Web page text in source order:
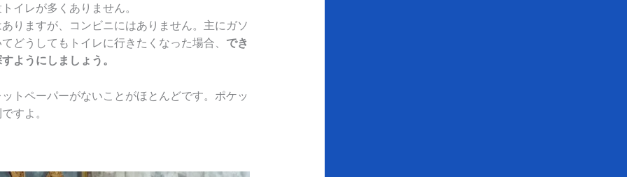
イレが多くありません。
りますが、コンビニにはありません。主にガソ
どうしてもトイレに行きたくなった場合、 でき
ようにしましょう。
トペーパーがないことがほとんどです。ポケッ
すよ。